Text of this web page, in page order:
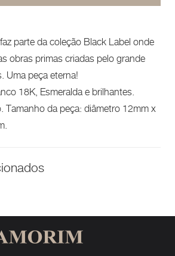
parte da coleção Black Label onde
obras primas criadas pelo grande
Uma peça eterna!
18K, Esmeralda e brilhantes.
Tamanho da peça: diâmetro 12mm x